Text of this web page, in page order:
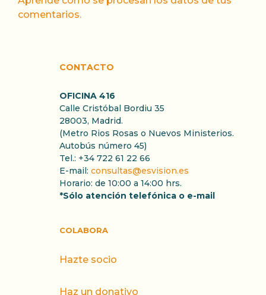
comentarios.
CONTACTO
OFICINA 416
Calle Cristóbal Bordiu 35
28003, Madrid.
(Metro Rios Rosas o Nuevos Ministerios.
Autobús número 45)
Tel.: +34 722 61 22 66
E-mail: consultas@esvision.es
Horario: de 10:00 a 14:00 hrs.
*Sólo atención telefónica o e-mail
COLABORA
Hazte socio
Haz un donativo